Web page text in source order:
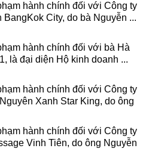
hành chính đối với Công ty
City, do bà Nguyễn ...
hành chính đối với bà Hà
là đại diện Hộ kinh doanh ...
hành chính đối với Công ty
Xanh Star King, do ông
hành chính đối với Công ty
Vinh Tiên, do ông Nguyễn